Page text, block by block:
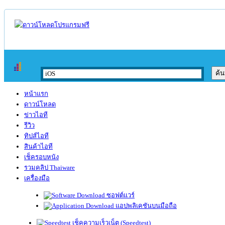
หน้าแรก
ดาวน์โหลด
ข่าวไอที
รีวิว
ทิปส์ไอที
สินค้าไอที
เช็ครอบหนัง
รวมคลิป Thaiware
เครื่องมือ
ซอฟต์แวร์
แอปพลิเคชันบนมือถือ
เช็คความเร็วเน็ต (Speedtest)